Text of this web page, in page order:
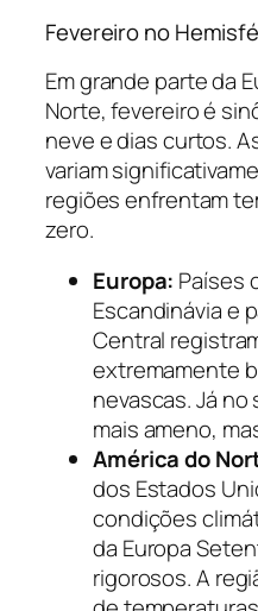
Fevereiro no
Em grande parte da
Norte, fevereiro é
neve e dias curtos.
variam
regiões enfrentam
zero.
Europa: Países
Escandinávia e
Central
extremamente
nevascas. Já no
mais ameno,
América do
dos Estados
condições
da Europa
rigorosos. A